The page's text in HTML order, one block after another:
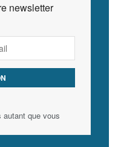
newsletter
que vous